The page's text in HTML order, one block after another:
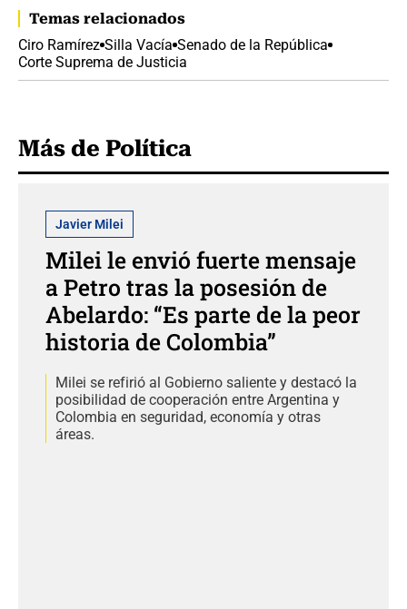
Temas relacionados
Ciro Ramírez Silla Vacía Senado de la República
Corte Suprema de Justicia
Más de Política
Javier Milei
Milei le envió fuerte mensaje
a Petro tras la posesión de
Abelardo: “Es parte de la peor
historia de Colombia”
Milei se refirió al Gobierno saliente y destacó la
posibilidad de cooperación entre Argentina y
Colombia en seguridad, economía y otras
áreas.